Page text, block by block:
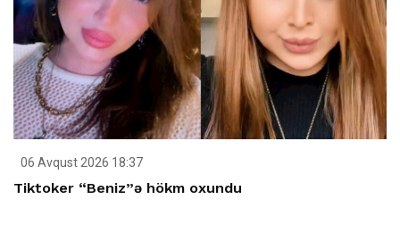
06 Avqust 2026 18:37
Tiktoker “Beniz”ə hökm oxundu